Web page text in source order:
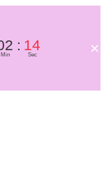
Min
14
Sec ×